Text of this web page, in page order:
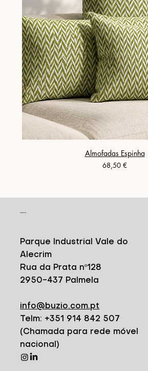
Almofadas Espinha
Prix
68,50 €
CONTACT
Parque Industrial Vale do
Alecrim
Rua da Prata nº128
2950-437 Palmela
info@buzio.com.pt
Telm: +351 914 842 507
(Chamada para rede móvel
nacional)